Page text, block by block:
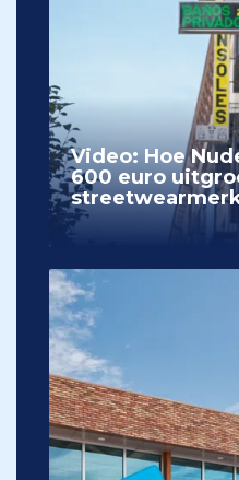
Video: Hoe
600 euro